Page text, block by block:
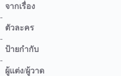
จากเรื่อง
-
ตัวละคร
-
ป้ายกำกับ
-
ผู้แต่ง/ผู้วาด